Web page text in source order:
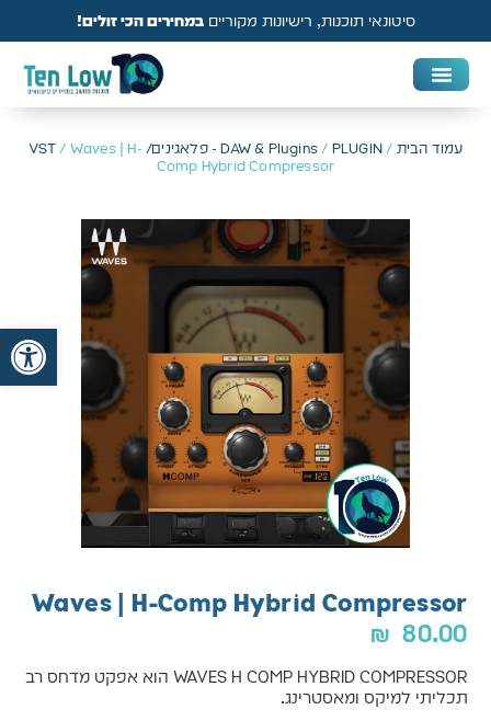
סיטונאי תוכנות, רישיונות מקורייםבמחירים הכי זולים!
עמוד הבית /
DAW & Plugins/ PLUGIN - פלאגינים/ VST
/ Waves | H-
Comp Hybrid Compressor
Waves | H-Comp Hybrid Compressor
₪ 80.00
WAVES H COMP HYBRID COMPRESSOR הוא אפקט מדחס רב
תכליתי למיקס ומאסטרינג.